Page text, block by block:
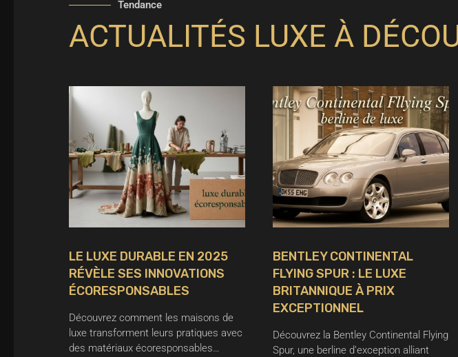
Tendance
ACTUALITÉS LUXE À
LE LUXE DURABLE EN 2025
RÉVÈLE SES INNOVATIONS
ÉCORESPONSABLES
Découvrez comment les maisons de
luxe transforment leurs pratiques avec
des matériaux écoresponsables…
BENTLEY CONTINENTAL
FLYING SPUR : LE LUXE
BRITANNIQUE À PRIX
EXCEPTIONNEL
Découvrez la Bentley Continental Flying
Spur, une berline d’exception alliant